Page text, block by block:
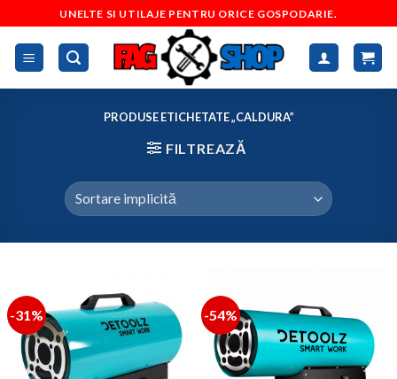
to
content
UNELTE SI UTILAJE PENTRU ORICE GOSPODARIE.
PRODUSE ETICHETATE „CALDURA”
FILTREAZĂ
-31% -54%